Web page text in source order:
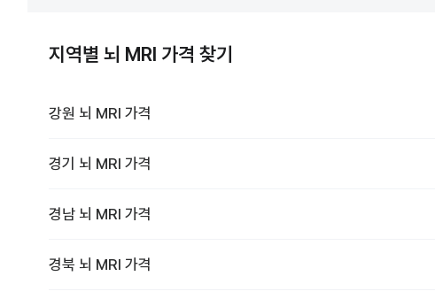
지역별 뇌 MRI 가격 찾기
강원 뇌 MRI 가격
경기 뇌 MRI 가격
경남 뇌 MRI 가격
경북 뇌 MRI 가격